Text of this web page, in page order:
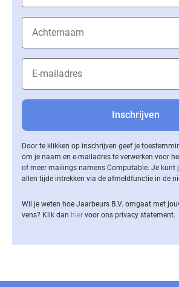
Door te klikken op inschrijven geef je
om je naam en e-mailadres te verwerken voor
of meer mailings namens Computable. Je kunt
allen tijde intrekken via de af­meld­func­tie in de
Wil je weten hoe Jaarbeurs B.V. omgaat met
vens? Klik dan hier voor ons privacy statement.